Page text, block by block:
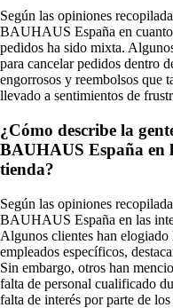
Según las opiniones
BAUHAUS España en
pedidos ha sido mixta.
para cancelar pedidos dentro
engorrosos y reembolsos que
llevado a sentimientos de
¿Cómo describe la
BAUHAUS España en
tienda?
Según las opiniones
BAUHAUS España en las
Algunos clientes han
empleados específicos,
Sin embargo, otros han
falta de personal cualificado
falta de interés por parte de los